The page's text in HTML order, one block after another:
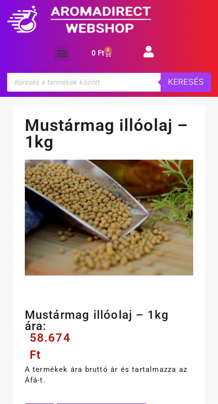
0 Ft 0
KERESÉS
Mustármag illóolaj –
1kg
Mustármag illóolaj – 1kg
ára:
58.674
Ft
A termékek ára bruttó ár és tartalmazza az
Áfá-t.